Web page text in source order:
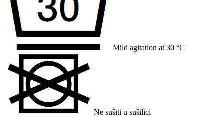
Mild agitation at 30 °C
Ne sušiti u sušilici